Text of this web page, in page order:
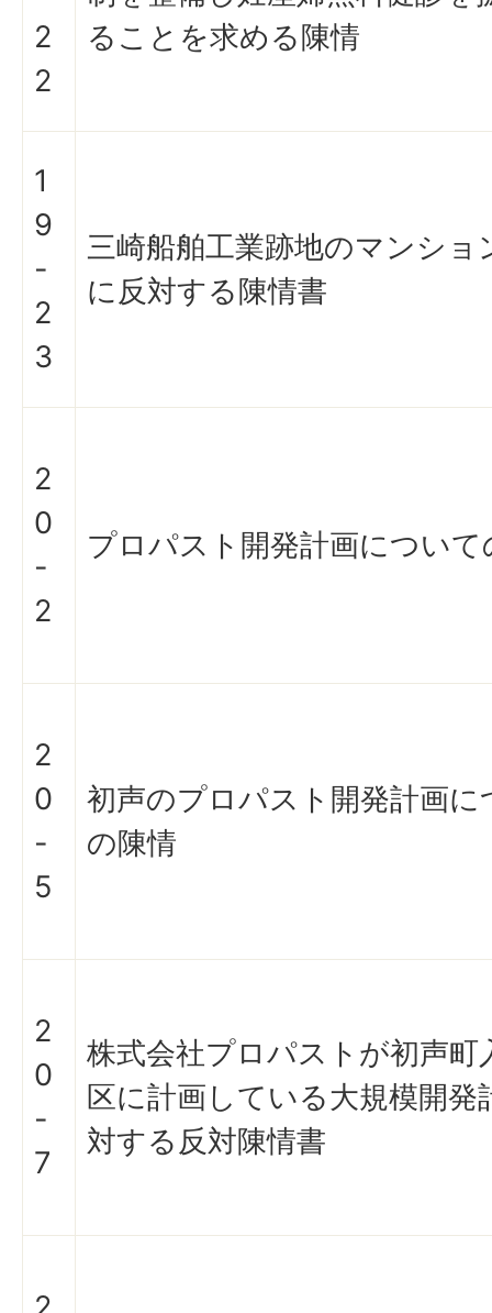
2
2
ることを求める陳情
1
9
-
2
3
三崎船舶工業跡地のマンショ
に反対する陳情書
2
0
-
2
プロパスト開発計画について
2
0
-
5
初声のプロパスト開発計画に
の陳情
2
0
-
7
株式会社プロパストが初声町
区に計画している大規模開発
対する反対陳情書